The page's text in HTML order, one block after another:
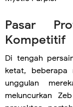
Pasar
Kompetitif
Di tengah
ketat,
unggulan
meluncurkan